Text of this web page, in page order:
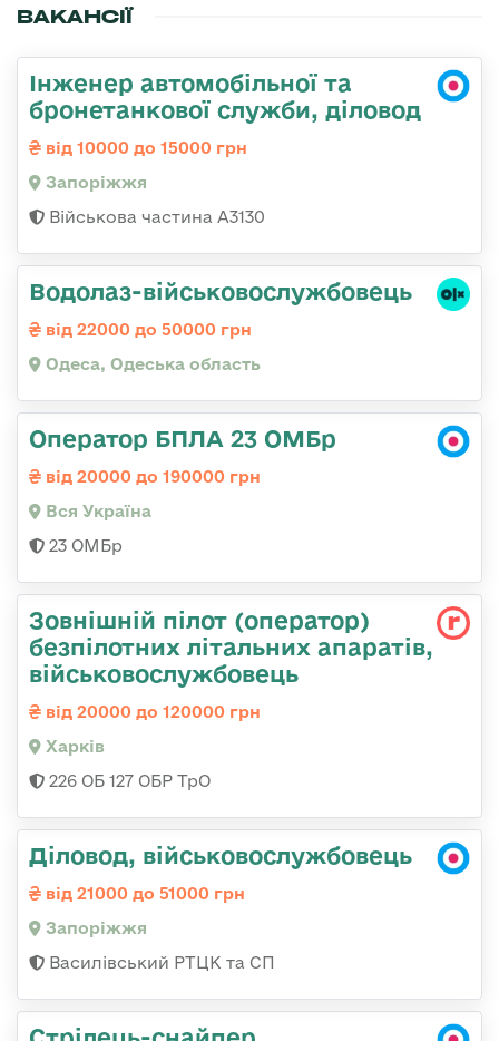
ВАКАНСІЇ
Інженер автомобільної та
бронетанкової служби, діловод
від 10000 до 15000 грн
Запоріжжя
Військова частина А3130
Водолаз-військовослужбовець
від 22000 до 50000 грн
Одеса, Одеська область
Оператор БПЛА 23 ОМБр
від 20000 до 190000 грн
Вся Україна
23 ОМБр
Зовнішній пілот (оператор)
безпілотних літальних апаратів,
військовослужбовець
від 20000 до 120000 грн
Харків
226 ОБ 127 ОБР ТрО
Діловод, військовослужбовець
від 21000 до 51000 грн
Запоріжжя
Василівський РТЦК та СП